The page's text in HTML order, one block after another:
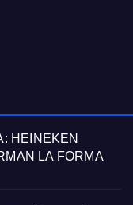
HEINEKEN
LA FORMA